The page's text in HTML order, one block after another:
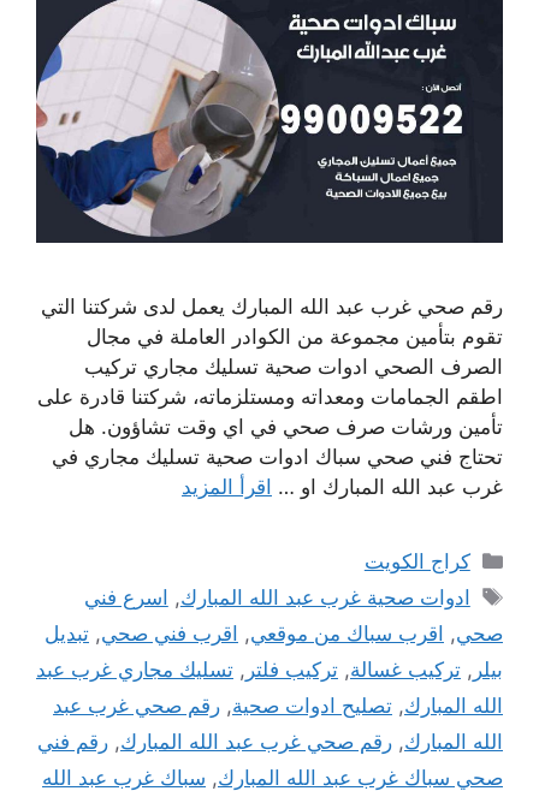
رقم صحي غرب عبد الله المبارك يعمل لدى شركتنا التي
تقوم بتأمين مجموعة من الكوادر العاملة في مجال
الصرف الصحي ادوات صحية تسليك مجاري تركيب
اطقم الجمامات ومعداته ومستلزماته، شركتنا قادرة على
تأمين ورشات صرف صحي في اي وقت تشاؤون. هل
تحتاج فني صحي سباك ادوات صحية تسليك مجاري في
غرب عبد الله المبارك او … اقرأ المزيد
التصنيفات
كراج الكويت
الوسوم
ادوات صحية غرب عبد الله المبارك, اسرع فني
صحي, اقرب سباك من موقعي, اقرب فني صحي, تبديل
بيلر , تركيب غسالة, تركيب فلتر , تسليك مجاري غرب عبد
الله المبارك, تصليح ادوات صحية, رقم صحي غرب عبد
الله المبارك, رقم صحي غرب عبد الله المبارك, رقم فني
صحي سباك غرب عبد الله المبارك, سباك غرب عبد الله